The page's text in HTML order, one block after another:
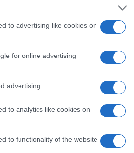
to advertising like cookies on
for online advertising
advertising.
to analytics like cookies on
to functionality of the website
temeljito pregledali
saje in izključili morebitna